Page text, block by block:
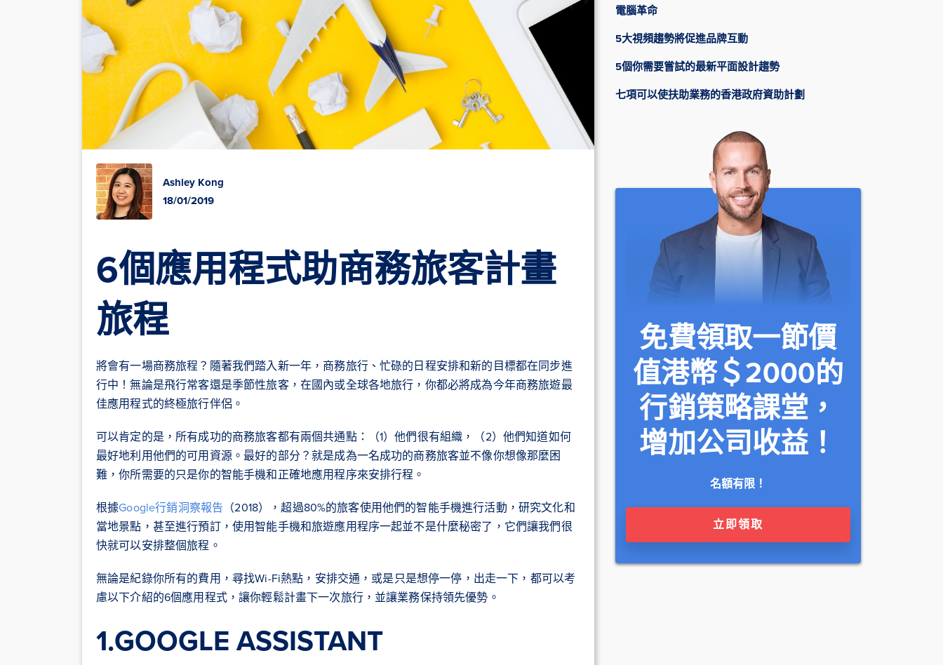
Ashley Kong
18/01/2019
6個應用程式助商務旅客計畫
旅程
將會有一場商務旅程？隨著我們踏入新一年，商務旅行、忙碌的日程安排和新的目標都在同步進
行中！無論是飛行常客還是季節性旅客，在國內或全球各地旅行，你都必將成為今年商務旅遊最
佳應用程式的終極旅行伴侶。
可以肯定的是，所有成功的商務旅客都有兩個共通點：（1）他們很有組織，（2）他們知道如何
最好地利用他們的可用資源。最好的部分？就是成為一名成功的商務旅客並不像你想像那麼困
難，你所需要的只是你的智能手機和正確地應用程序來安排行程。
根據Google行銷洞察報告 （2018），超過80%的旅客使用他們的智能手機進行活動，研究文化和
當地景點，甚至進行預訂，使用智能手機和旅遊應用程序一起並不是什麼秘密了，它們讓我們很
快就可以安排整個旅程。
無論是紀錄你所有的費用，尋找Wi-Fi熱點，安排交通，或是只是想停一停，出走一下，都可以考
慮以下介紹的6個應用程式，讓你輕鬆計畫下一次旅行，並讓業務保持領先優勢。
1.GOOGLE ASSISTANT
電腦革命
5大視頻趨勢將促進品牌互動
5個你需要嘗試的最新平面設計趨勢
七項可以使扶助業務的香港政府資助計劃
免費領取一節價
值港幣＄2000的
行銷策略課堂，
增加公司收益！
名額有限！
立即領取